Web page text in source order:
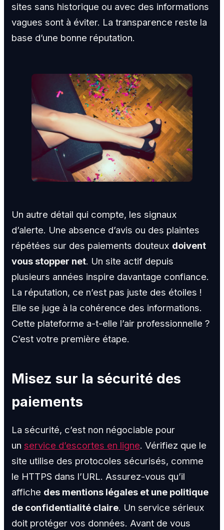
sites sans historique ou avec des informations
vagues sont à éviter. La transparence reste la
base d’une bonne réputation.
Un autre détail qui compte, les signaux
d’alerte. Une absence d’avis ou des plaintes
répétées sur des paiements douteux doivent
vous stopper net. Un site actif depuis
plusieurs années inspire davantage confiance.
La réputation, ce n’est pas juste des étoiles !
Elle se juge à la cohérence des informations.
Cette plateforme a-t-elle l’air professionnelle ?
C’est votre première étape.
Misez sur la sécurité des
paiements
La sécurité, c’est non négociable pour
un service d’escortes en ligne. Vérifiez que le
site utilise des protocoles sécurisés, comme
le HTTPS dans l’URL. Assurez-vous qu’il
affiche des mentions légales et une politique
de confidentialité claire. Un service sérieux
doit protéger vos données. Avant de vous